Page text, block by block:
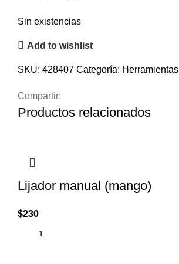
Sin existencias
Add to wishlist
SKU: 428407 Categoría: Herramientas
Compartir:
Productos relacionados
Lijador manual (mango)
$230